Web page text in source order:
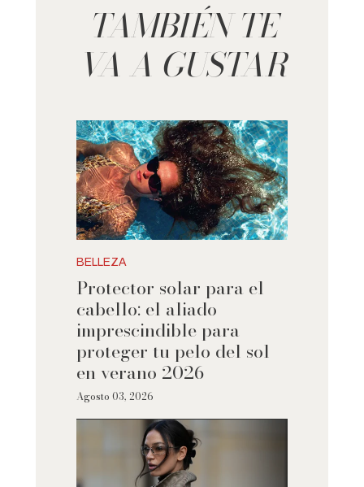
TAMBIÉN TE
VA A GUSTAR
BELLEZA
Protector solar para el
cabello: el aliado
imprescindible para
proteger tu pelo del sol
en verano 2026
Agosto 03, 2026